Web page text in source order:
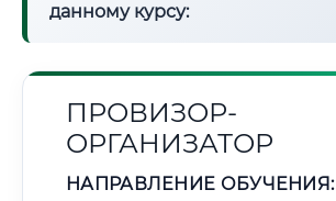
данному курсу:
ПРОВИЗОР-
ОРГАНИЗАТОР
НАПРАВЛЕНИЕ ОБУЧЕНИЯ: